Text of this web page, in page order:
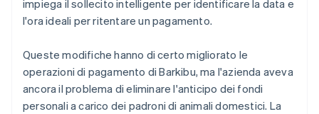
impiega il sollecito intelligente per identificare la data e
l'ora ideali per ritentare un pagamento.
Queste modifiche hanno di certo migliorato le
operazioni di pagamento di Barkibu, ma l'azienda aveva
ancora il problema di eliminare l'anticipo dei fondi
personali a carico dei padroni di animali domestici. La